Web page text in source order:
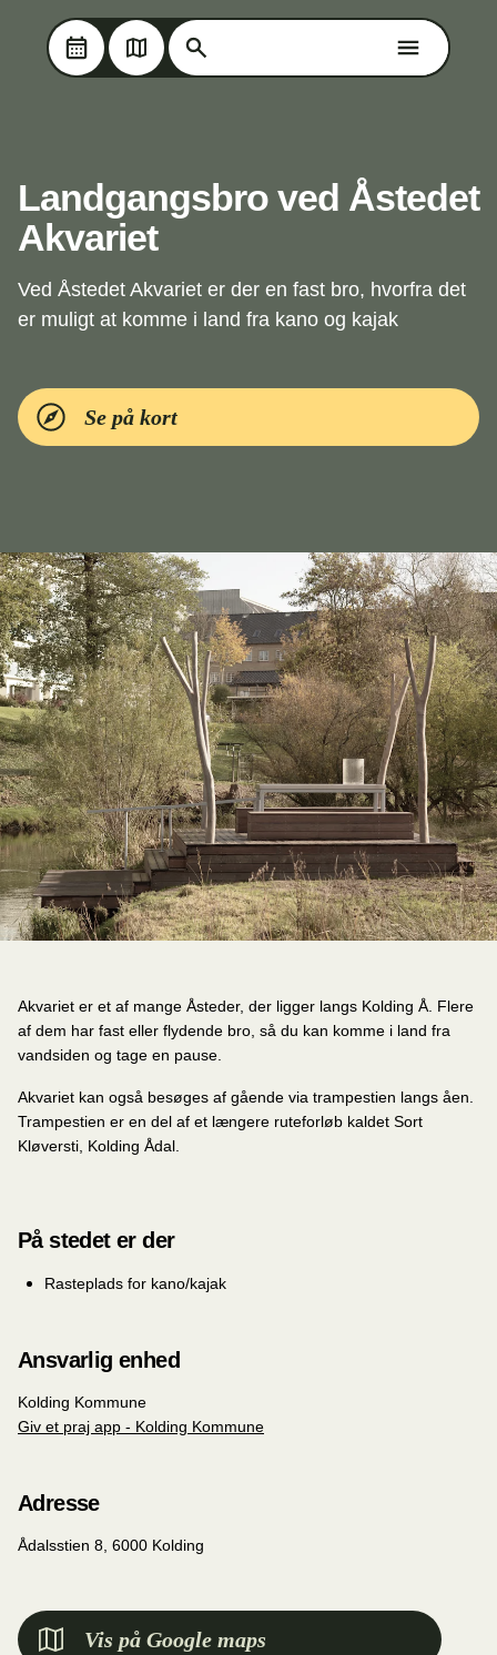
Skip til hovedindholdet
Søg på Oplev Kolding
Søg på Oplev Kolding
Landgangsbro ved Åstedet
Akvariet
Ved Åstedet Akvariet er der en fast bro, hvorfra det
er muligt at komme i land fra kano og kajak
Se på kort
Akvariet er et af mange Åsteder, der ligger langs Kolding Å. Flere
af dem har fast eller flydende bro, så du kan komme i land fra
vandsiden og tage en pause.
Akvariet kan også besøges af gående via trampestien langs åen.
Trampestien er en del af et længere ruteforløb kaldet Sort
Kløversti, Kolding Ådal.
På stedet er der
Rasteplads for kano/kajak
Ansvarlig enhed
Kolding Kommune
Giv et praj app - Kolding Kommune
Adresse
Ådalsstien 8, 6000 Kolding
Vis på Google maps